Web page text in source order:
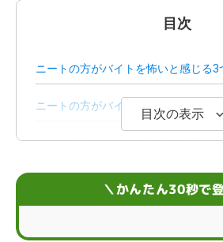
目次
ニートの方がバイトを怖いと感じる3
ニートの方がバイトを怖いと感じに
バイトが怖いニートの方向け！面接
目次の表示
＼かんたん30秒で